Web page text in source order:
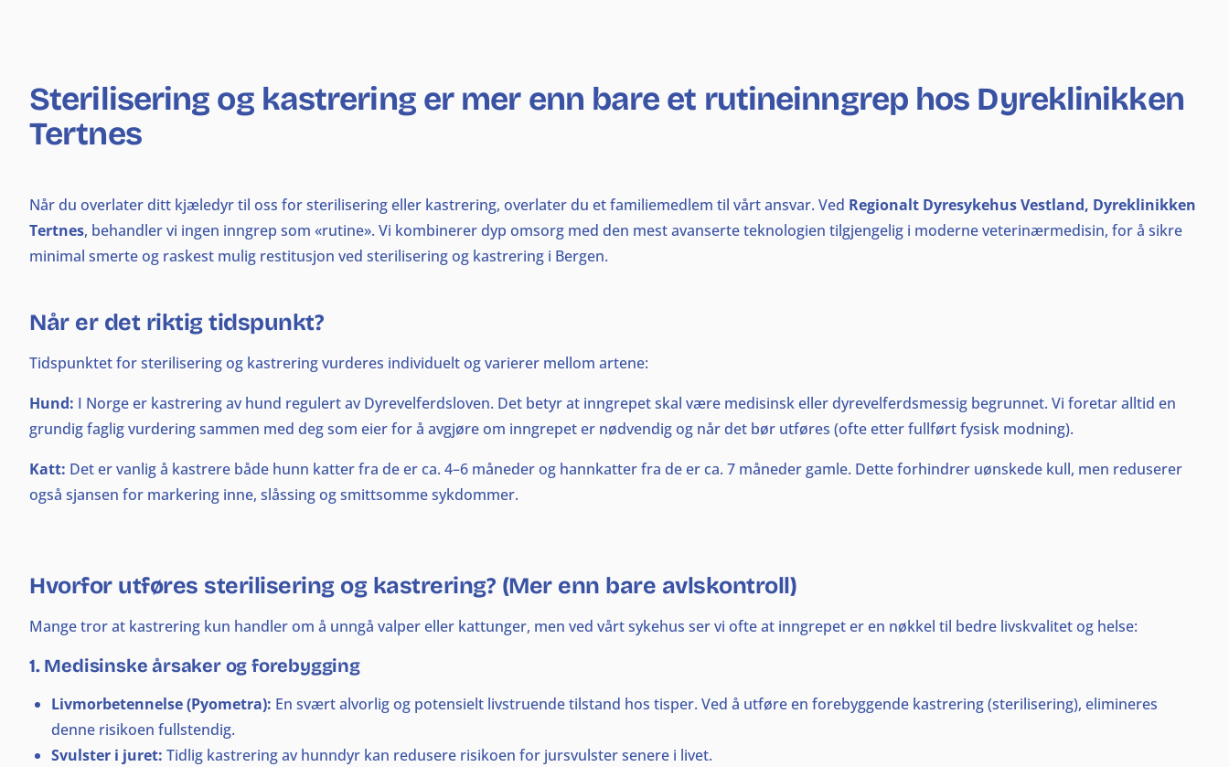
Sterilisering og kastrering er mer enn bare et rutineinngrep hos Dyreklinikken
Tertnes
Når du overlater ditt kjæledyr til oss for sterilisering eller kastrering, overlater du et familiemedlem til vårt ansvar. Ved Regionalt Dyresykehus Vestland, Dyreklinikken
Tertnes, behandler vi ingen inngrep som «rutine». Vi kombinerer dyp omsorg med den mest avanserte teknologien tilgjengelig i moderne veterinærmedisin, for å sikre
minimal smerte og raskest mulig restitusjon ved sterilisering og kastrering i Bergen.
Når er det riktig tidspunkt?
Tidspunktet for sterilisering og kastrering vurderes individuelt og varierer mellom artene:
Hund: I Norge er kastrering av hund regulert av Dyrevelferdsloven. Det betyr at inngrepet skal være medisinsk eller dyrevelferdsmessig begrunnet. Vi foretar alltid en
grundig faglig vurdering sammen med deg som eier for å avgjøre om inngrepet er nødvendig og når det bør utføres (ofte etter fullført fysisk modning).
Katt: Det er vanlig å kastrere både hunn katter fra de er ca. 4–6 måneder og hannkatter fra de er ca. 7 måneder gamle. Dette forhindrer uønskede kull, men reduserer
også sjansen for markering inne, slåssing og smittsomme sykdommer.
Hvorfor utføres sterilisering og kastrering? (Mer enn bare avlskontroll)
Mange tror at kastrering kun handler om å unngå valper eller kattunger, men ved vårt sykehus ser vi ofte at inngrepet er en nøkkel til bedre livskvalitet og helse:
1. Medisinske årsaker og forebygging
Livmorbetennelse (Pyometra): En svært alvorlig og potensielt livstruende tilstand hos tisper. Ved å utføre en forebyggende kastrering (sterilisering), elimineres
denne risikoen fullstendig.
Svulster i juret: Tidlig kastrering av hunndyr kan redusere risikoen for jursvulster senere i livet.